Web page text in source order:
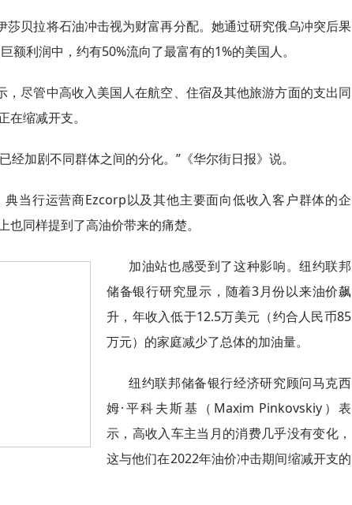
莎贝拉将石油冲击视为财富再分配。她通过研究俄乌冲突后果
额利润中，约有50%流向了最富有的1%的美国人。
，尽管中高收入美国人在航空、住宿及其他旅游方面的支出同
在缩减开支。
经加剧不同群体之间的分化。”《华尔街日报》说。
当行运营商Ezcorp以及其他主要面向低收入客户群体的企
同样提到了高油价带来的痛楚。
加油站也感受到了这种影响。纽约联邦
储备银行研究显示，随着3月份以来油价飙
升，年收入低于12.5万美元（约合人民币85
万元）的家庭减少了总体的加油量。
纽约联邦储备银行经济研究顾问马克西
姆·平科夫斯基（Maxim Pinkovskiy）表
示，高收入车主当月的消费几乎没有变化，
这与他们在2022年油价冲击期间缩减开支的